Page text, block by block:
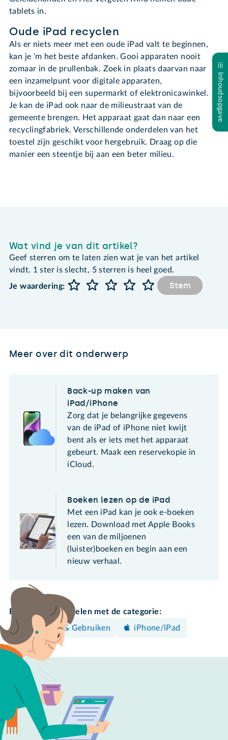
tablets in.
Oude iPad recyclen
Als er niets meer met een oude iPad valt te beginnen,
kan je 'm het beste afdanken. Gooi apparaten nooit
zomaar in de prullenbak. Zoek in plaats daarvan naar
een inzamelpunt voor digitale apparaten,
bijvoorbeeld bij een supermarkt of elektronicawinkel.
Je kan de iPad ook naar de milieustraat van de
gemeente brengen. Het apparaat gaat dan naar een
recyclingfabriek. Verschillende onderdelen van het
toestel zijn geschikt voor hergebruik. Draag op die
manier een steentje bij aan een beter milieu.
Inhoudsopgave
Wat vind je van dit artikel?
Geef sterren om te laten zien wat je van het artikel
vindt. 1 ster is slecht, 5 sterren is heel goed.
Je waardering:
Stem
Meer over dit onderwerp
Back-up maken van
iPad/iPhone
Zorg dat je belangrijke gegevens
van de iPad of iPhone niet kwijt
bent als er iets met het apparaat
gebeurt. Maak een reservekopie in
iCloud.
Boeken lezen op de iPad
Met een iPad kan je ook e-boeken
lezen. Download met Apple Books
een van de miljoenen
(luister)boeken en begin aan een
nieuw verhaal.
Bekijk meer artikelen met de categorie:
Bedienen & Gebruiken
iPhone/iPad